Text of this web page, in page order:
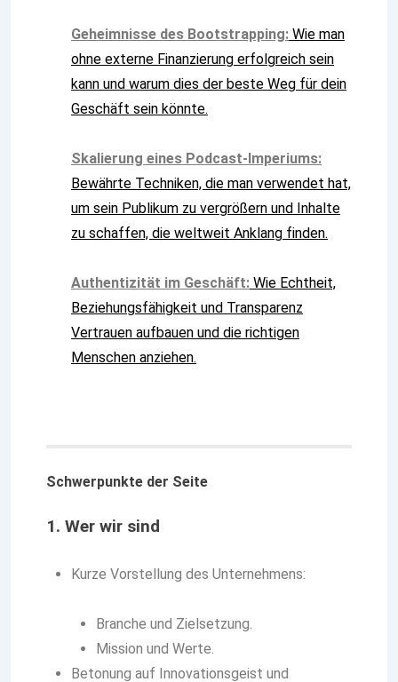
Geheimnisse des Bootstrapping: Wie man
ohne externe Finanzierung erfolgreich sein
kann und warum dies der beste Weg für dein
Geschäft sein könnte.
Skalierung eines Podcast-Imperiums:
Bewährte Techniken, die man verwendet hat,
um sein Publikum zu vergrößern und Inhalte
zu schaffen, die weltweit Anklang finden.
Authentizität im Geschäft: Wie Echtheit,
Beziehungsfähigkeit und Transparenz
Vertrauen aufbauen und die richtigen
Menschen anziehen.
Schwerpunkte der Seite
1. Wer wir sind
Kurze Vorstellung des Unternehmens:
Branche und Zielsetzung.
Mission und Werte.
Betonung auf Innovationsgeist und